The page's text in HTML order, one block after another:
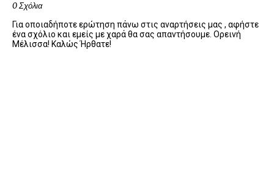
0 Σχόλια
Για οποιαδήποτε ερώτηση πάνω στις αναρτήσεις μας , αφήστε
ένα σχόλιο και εμείς με χαρά θα σας απαντήσουμε. Ορεινή
Μέλισσα! Καλώς Ήρθατε!